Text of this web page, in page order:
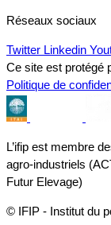
Réseaux sociaux
Twitter Linkedin
Ce site est protégé
Politique de
L’ifip est membre
agro-industriels
Futur Elevage)
© IFIP - Institut du